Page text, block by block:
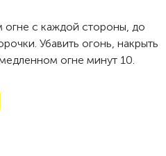
с каждой стороны, до
Убавить огонь, накрыть
огне минут 10.